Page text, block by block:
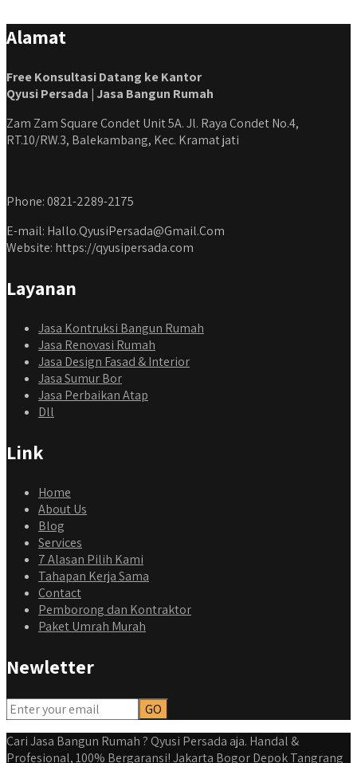
#jasabangunrumahjabodetabek #qyusipersada
qyusipersada
Dalah satu hasil karya Qyusi persada, merenovasi rumah
gimana ya hasilnya...
Alamat
Free Konsultasi Datang ke Kantor
Qyusi Persada | Jasa Bangun Rumah
Zam Zam Square Condet Unit 5A. Jl. Raya Condet No.4,
RT.10/RW.3, Balekambang, Kec. Kramat jati
Phone: 0821-2289-2175
E-mail: Hallo.QyusiPersada@Gmail.Com
Website: https://qyusipersada.com
Layanan
Jasa Kontruksi Bangun Rumah
Jasa Renovasi Rumah
Jasa Design Fasad & Interior
Jasa Sumur Bor
Jasa Perbaikan Atap
Dll
Link
Home
About Us
Blog
Services
7 Alasan Pilih Kami
Tahapan Kerja Sama
Contact
Pemborong dan Kontraktor
Paket Umrah Murah
Newletter
Cari Jasa Bangun Rumah ? Qyusi Persada aja. Handal &
Profesional, 100% Bergaransi! Jakarta Bogor Depok Tangrang